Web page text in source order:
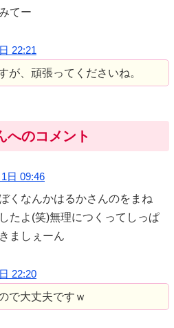
てー
22:21
が、頑張ってくださいね。
へのコメント
日 09:46
くなんかはるかさんのをまね
たよ(笑)無理につくってしっぱ
ましぇーん
22:20
で大丈夫ですｗ